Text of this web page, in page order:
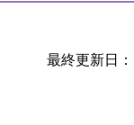
最終更新日